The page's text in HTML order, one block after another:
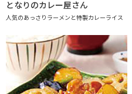
となりのカレー屋さん
人気のあっさりラーメンと特製カレーライス